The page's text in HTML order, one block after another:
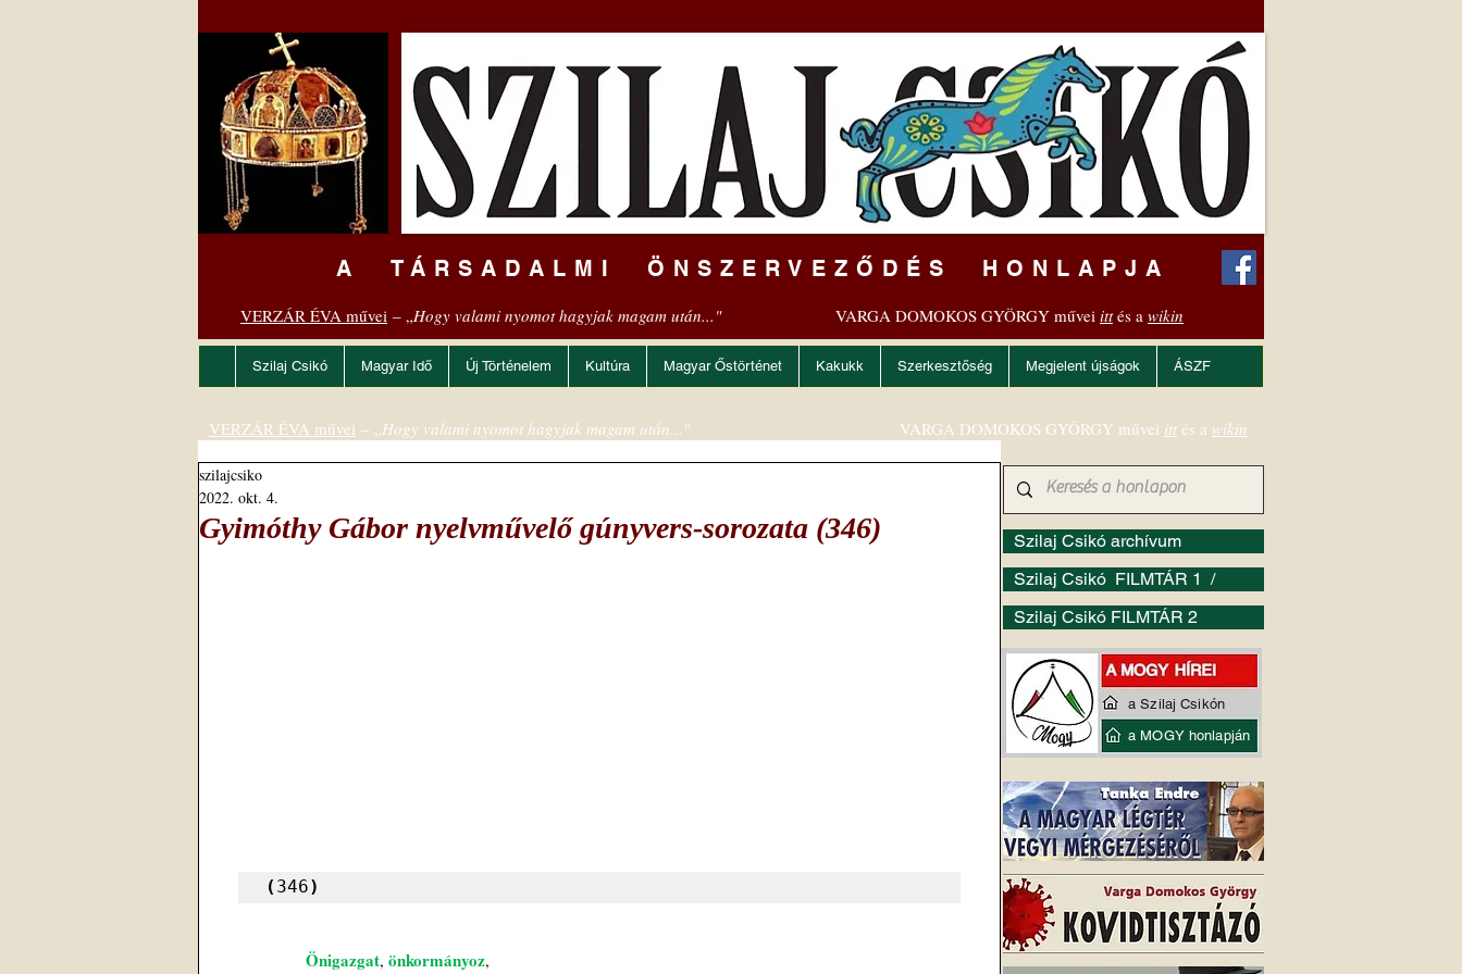
A TÁRSADALMI ÖNSZERVEZŐDÉS HONLAPJA
VERZÁR ÉVA művei – „Hogy valami nyomot hagyjak magam után..." VARGA DOMOKOS GYÖRGY művei ittés a wikin
Szilaj Csikó Magyar Idő Új Történelem Kultúra Magyar Őstörténet Kakukk Szerkesztőség Megjelent újságok ÁSZF
Gyimóthy Gábor nyelvművelő gúnyvers-sorozata (346)
szilajcsiko
2022. okt. 4.
( 346)
Önigazgat, önkormányoz,
Szilaj Csikó archívum
Szilaj Csikó FILMTÁR 1 /
Szilaj Csikó FILMTÁR 2
VERZÁR ÉVA művei – „Hogy valami nyomot hagyjak magam után..." VARGA DOMOKOS GYÖRGY művei itt és a wikin
a Szilaj Csikón
a MOGY honlapján